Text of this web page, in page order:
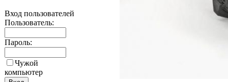
Вход пользователей
Пользователь:
Пароль:
Чужой
компьютер